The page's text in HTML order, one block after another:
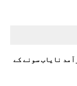
نایاب سونے کے